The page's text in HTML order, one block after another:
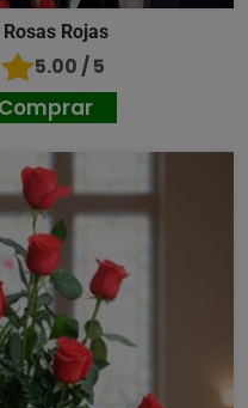
Rojas
5.00 / 5
Comprar